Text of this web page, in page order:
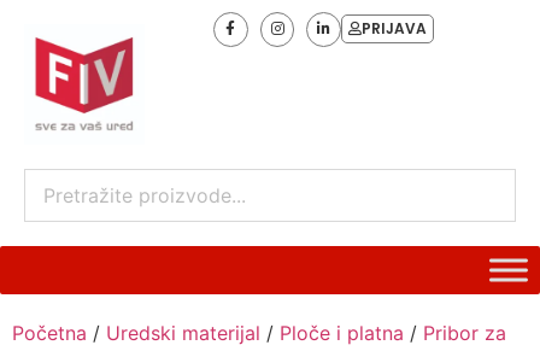
PRIJAVA
Početna / Uredski materijal / Ploče i platna / Pribor za